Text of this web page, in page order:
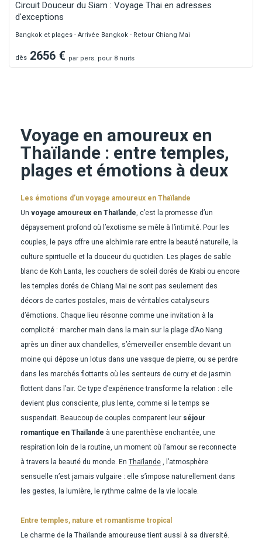
Circuit Douceur du Siam : Voyage Thai en adresses
d'exceptions
Bangkok et plages - Arrivée Bangkok - Retour Chiang Mai
dès 2656 € par pers. pour 8 nuits
Voyage en amoureux en
Thaïlande : entre temples,
plages et émotions à deux
Les émotions d’un voyage amoureux en Thaïlande
Un voyage amoureux en Thaïlande, c’est la promesse d’un
dépaysement profond où l’exotisme se mêle à l’intimité. Pour les
couples, le pays offre une alchimie rare entre la beauté naturelle, la
culture spirituelle et la douceur du quotidien. Les plages de sable
blanc de Koh Lanta, les couchers de soleil dorés de Krabi ou encore
les temples dorés de Chiang Mai ne sont pas seulement des
décors de cartes postales, mais de véritables catalyseurs
d’émotions. Chaque lieu résonne comme une invitation à la
complicité : marcher main dans la main sur la plage d’Ao Nang
après un dîner aux chandelles, s’émerveiller ensemble devant un
moine qui dépose un lotus dans une vasque de pierre, ou se perdre
dans les marchés flottants où les senteurs de curry et de jasmin
flottent dans l’air. Ce type d’expérience transforme la relation : elle
devient plus consciente, plus lente, comme si le temps se
suspendait. Beaucoup de couples comparent leur séjour
romantique en Thaïlande à une parenthèse enchantée, une
respiration loin de la routine, un moment où l’amour se reconnecte
à travers la beauté du monde. En Thaïlande , l’atmosphère
sensuelle n’est jamais vulgaire : elle s’impose naturellement dans
les gestes, la lumière, le rythme calme de la vie locale.
Entre temples, nature et romantisme tropical
Le charme de la Thaïlande amoureuse tient aussi à sa diversité.